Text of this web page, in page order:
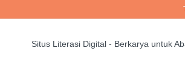
Situs Literasi Digital - Berkarya untuk